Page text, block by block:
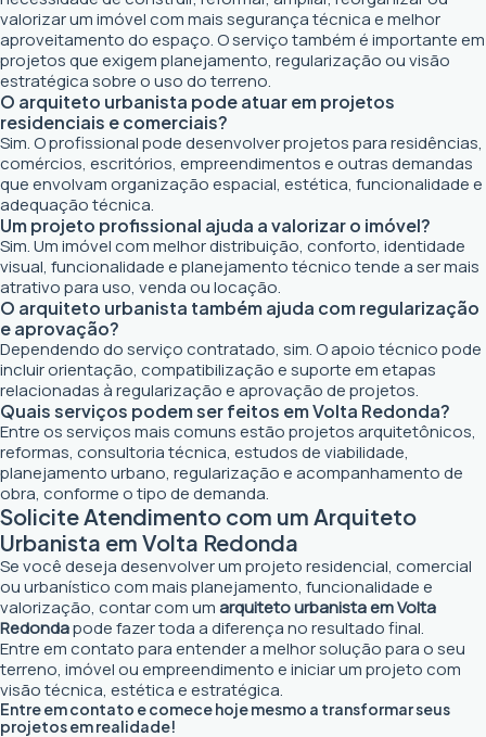
valorizar um imóvel com mais segurança técnica e melhor
aproveitamento do espaço. O serviço também é importante em
projetos que exigem planejamento, regularização ou visão
estratégica sobre o uso do terreno.
O arquiteto urbanista pode atuar em projetos
residenciais e comerciais?
Sim. O profissional pode desenvolver projetos para residências,
comércios, escritórios, empreendimentos e outras demandas
que envolvam organização espacial, estética, funcionalidade e
adequação técnica.
Um projeto profissional ajuda a valorizar o imóvel?
Sim. Um imóvel com melhor distribuição, conforto, identidade
visual, funcionalidade e planejamento técnico tende a ser mais
atrativo para uso, venda ou locação.
O arquiteto urbanista também ajuda com regularização
e aprovação?
Dependendo do serviço contratado, sim. O apoio técnico pode
incluir orientação, compatibilização e suporte em etapas
relacionadas à regularização e aprovação de projetos.
Quais serviços podem ser feitos em Volta Redonda?
Entre os serviços mais comuns estão projetos arquitetônicos,
reformas, consultoria técnica, estudos de viabilidade,
planejamento urbano, regularização e acompanhamento de
obra, conforme o tipo de demanda.
Solicite Atendimento com um Arquiteto
Urbanista em Volta Redonda
Se você deseja desenvolver um projeto residencial, comercial
ou urbanístico com mais planejamento, funcionalidade e
valorização, contar com umarquiteto urbanista em Volta
Redondapode fazer toda a diferença no resultado final.
Entre em contato para entender a melhor solução para o seu
terreno, imóvel ou empreendimento e iniciar um projeto com
visão técnica, estética e estratégica.
Entre em contato e comece hoje mesmo a transformar seus
projetos em realidade!